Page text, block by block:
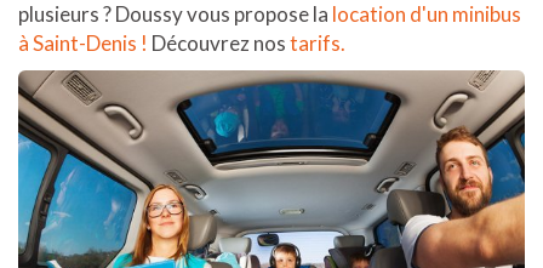
plusieurs ? Doussy vous propose la location d'un minibus
à Saint-Denis ! Découvrez nostarifs.